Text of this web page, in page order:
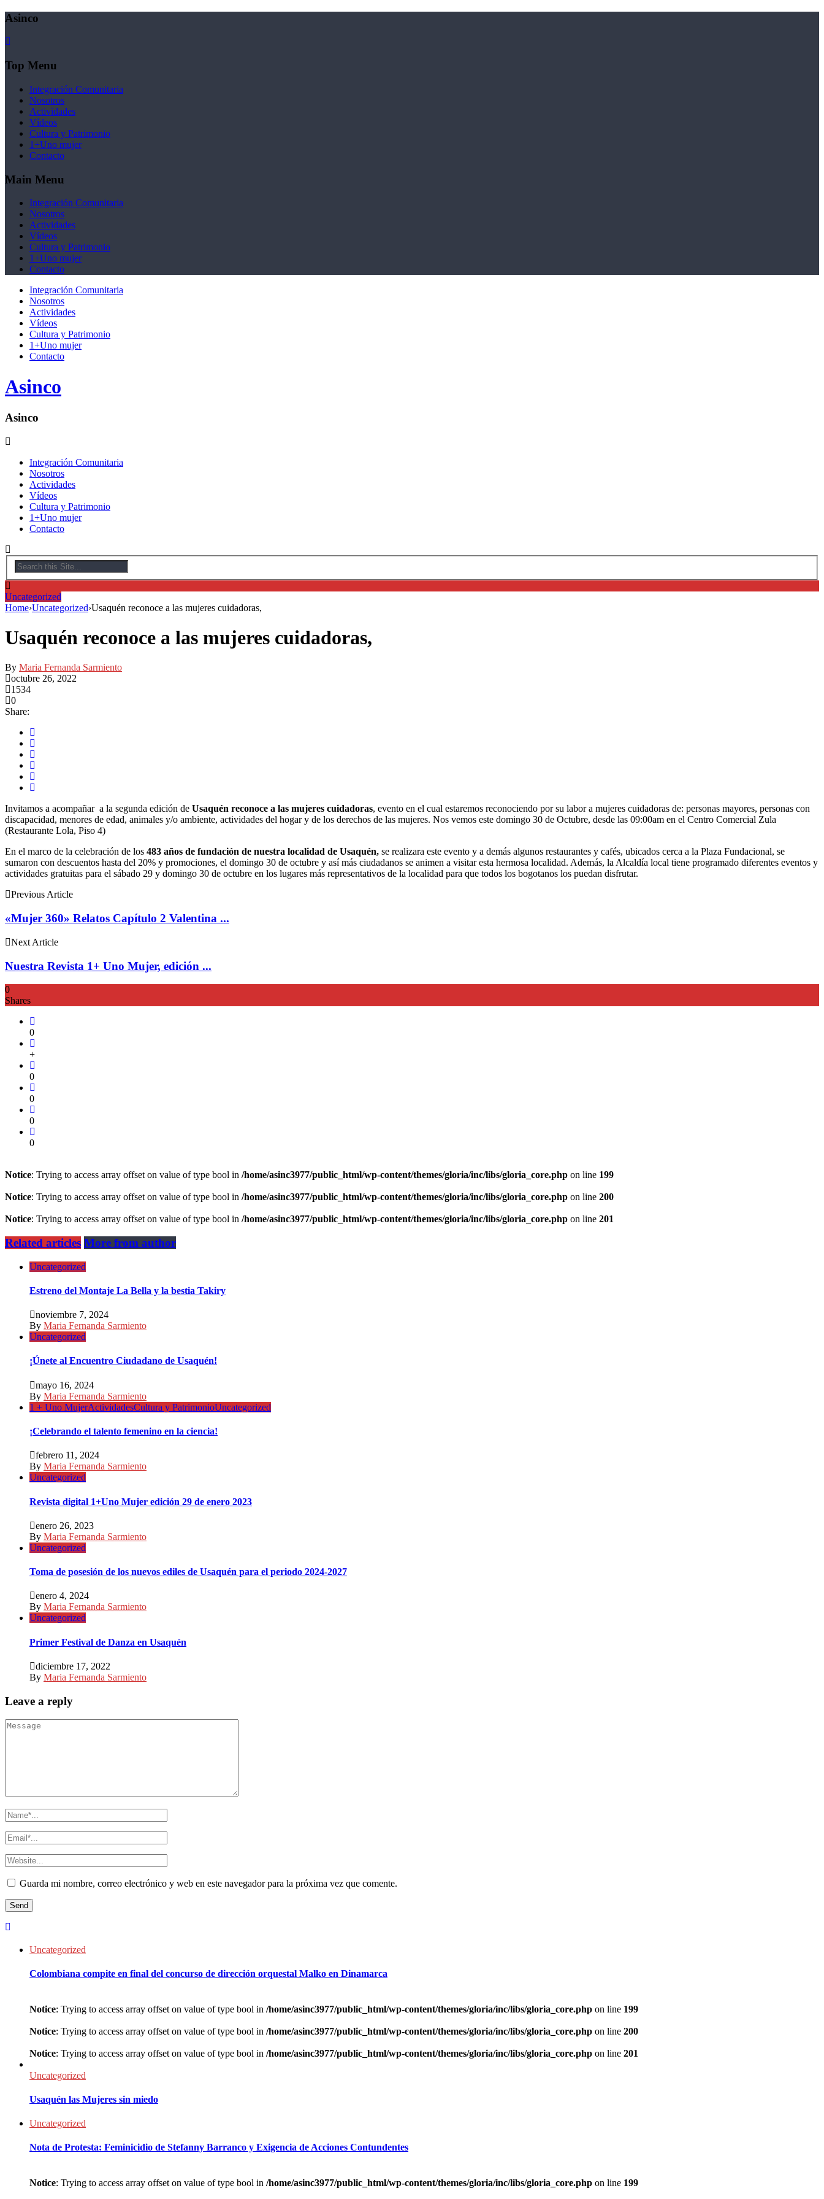
Asinco
Top Menu
Integración Comunitaria
Nosotros
Actividades
Vídeos
Cultura y Patrimonio
1+Uno mujer
Contacto
Main Menu
Integración Comunitaria
Nosotros
Actividades
Vídeos
Cultura y Patrimonio
1+Uno mujer
Contacto
Integración Comunitaria
Nosotros
Actividades
Vídeos
Cultura y Patrimonio
1+Uno mujer
Contacto
Asinco
Asinco
Integración Comunitaria
Nosotros
Actividades
Vídeos
Cultura y Patrimonio
1+Uno mujer
Contacto
Uncategorized
Home›Uncategorized›Usaquén reconoce a las mujeres cuidadoras,
Usaquén reconoce a las mujeres cuidadoras,
By Maria Fernanda Sarmiento
octubre 26, 2022
1534
0
Share:
Invitamos a acompañar a la segunda edición de Usaquén reconoce a las mujeres cuidadoras, evento en el cual estaremos reconociendo por su labor a mujeres cuidadoras de: personas mayores, personas con
discapacidad, menores de edad, animales y/o ambiente, actividades del hogar y de los derechos de las mujeres. Nos vemos este domingo 30 de Octubre, desde las 09:00am en el Centro Comercial Zula
(Restaurante Lola, Piso 4)
En el marco de la celebración de los 483 años de fundación de nuestra localidad de Usaquén, se realizara este evento y a demás algunos restaurantes y cafés, ubicados cerca a la Plaza Fundacional, se
sumaron con descuentos hasta del 20% y promociones, el domingo 30 de octubre y así más ciudadanos se animen a visitar esta hermosa localidad. Además, la Alcaldía local tiene programado diferentes eventos y
actividades gratuitas para el sábado 29 y domingo 30 de octubre en los lugares más representativos de la localidad para que todos los bogotanos los puedan disfrutar.
Previous Article
«Mujer 360» Relatos Capítulo 2 Valentina ...
Next Article
Nuestra Revista 1+ Uno Mujer, edición ...
0
Shares
0
+
0
0
0
0
Notice: Trying to access array offset on value of type bool in /home/asinc3977/public_html/wp-content/themes/gloria/inc/libs/gloria_core.php on line 199
Notice: Trying to access array offset on value of type bool in /home/asinc3977/public_html/wp-content/themes/gloria/inc/libs/gloria_core.php on line 200
Notice: Trying to access array offset on value of type bool in /home/asinc3977/public_html/wp-content/themes/gloria/inc/libs/gloria_core.php on line 201
Related articles More from author
Uncategorized
Estreno del Montaje La Bella y la bestia Takiry
noviembre 7, 2024
By Maria Fernanda Sarmiento
Uncategorized
¡Únete al Encuentro Ciudadano de Usaquén!
mayo 16, 2024
By Maria Fernanda Sarmiento
1 + Uno MujerActividadesCultura y PatrimonioUncategorized
¡Celebrando el talento femenino en la ciencia!
febrero 11, 2024
By Maria Fernanda Sarmiento
Uncategorized
Revista digital 1+Uno Mujer edición 29 de enero 2023
enero 26, 2023
By Maria Fernanda Sarmiento
Uncategorized
Toma de posesión de los nuevos ediles de Usaquén para el periodo 2024-2027
enero 4, 2024
By Maria Fernanda Sarmiento
Uncategorized
Primer Festival de Danza en Usaquén
diciembre 17, 2022
By Maria Fernanda Sarmiento
Leave a reply
Guarda mi nombre, correo electrónico y web en este navegador para la próxima vez que comente.
Uncategorized
Colombiana compite en final del concurso de dirección orquestal Malko en Dinamarca
Notice: Trying to access array offset on value of type bool in /home/asinc3977/public_html/wp-content/themes/gloria/inc/libs/gloria_core.php on line 199
Notice: Trying to access array offset on value of type bool in /home/asinc3977/public_html/wp-content/themes/gloria/inc/libs/gloria_core.php on line 200
Notice: Trying to access array offset on value of type bool in /home/asinc3977/public_html/wp-content/themes/gloria/inc/libs/gloria_core.php on line 201
Uncategorized
Usaquén las Mujeres sin miedo
Uncategorized
Nota de Protesta: Feminicidio de Stefanny Barranco y Exigencia de Acciones Contundentes
Notice: Trying to access array offset on value of type bool in /home/asinc3977/public_html/wp-content/themes/gloria/inc/libs/gloria_core.php on line 199